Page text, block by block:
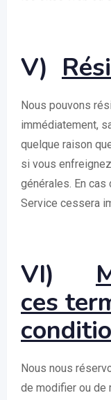
V)
Nous pouvons
immédiatement,
quelque raison
si vous
générales. En
Service cessera
VI)
ces
Nous nous
de modifier ou de